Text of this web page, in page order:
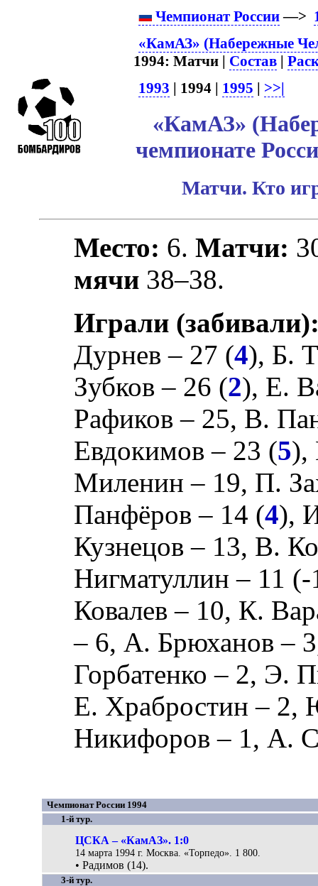
Чемпионат России—>
«КамАЗ» (Набережные
1994: Матчи | Состав |
1993 | 1994 | 1995 | >>|
«КамАЗ»
чемпионате
Матчи. Кто
Место: 6.Матчи:
мячи 38–38.
Играли
Дурнев – 27 (4), Б.
Зубков – 26 (2), Е.
Рафиков – 25, В.
Евдокимов – 23 (5),
Миленин – 19, П.
Панфёров – 14 (4),
Кузнецов – 13, В.
Нигматуллин – 11 (-
Ковалев – 10, К.
– 6, А. Брюханов –
Горбатенко – 2, Э.
Е. Храбростин – 2,
Никифоров – 1, А.
Чемпионат России 1994
1-й тур.
ЦСКА – «КамАЗ». 1:0
14 марта 1994 г. Москва. «Торпедо». 1 800.
• Радимов (14).
3-й тур.